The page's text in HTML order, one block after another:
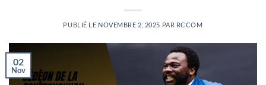
PUBLIÉ LE NOVEMBRE 2, 2025 PAR RCCOM
02
Nov